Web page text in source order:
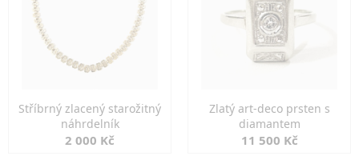
Stříbrný zlacený starožitný
náhrdelník
2 000 Kč
Zlatý art-deco prsten s
diamantem
11 500 Kč